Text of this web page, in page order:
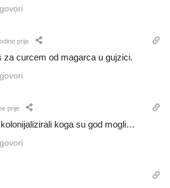
prije
za curcem od magarca u gujzici.
prije
koga su god mogli…